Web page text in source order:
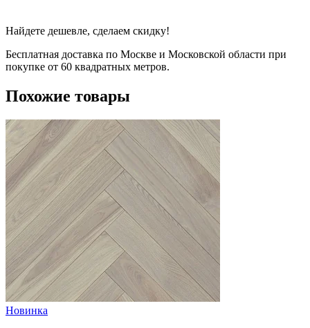
Найдете дешевле, сделаем скидку!
Бесплатная доставка по Москве и Московской области при
покупке от 60 квадратных метров.
Похожие товары
Новинка